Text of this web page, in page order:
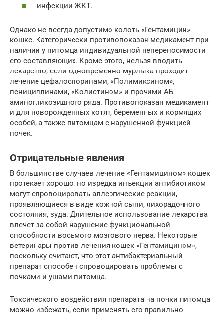
инфекции ЖКТ.
Однако не всегда допустимо колоть «Гентамицин»
кошке. Категорически противопоказан медикамент при
наличии у питомца индивидуальной непереносимости
его составляющих. Кроме этого, нельзя вводить
лекарство, если одновременно мурлыка проходит
лечение цефалоспоринами, «Полимиксином»,
пенициллинами, «Колистином» и прочими АБ
аминогликозидного ряда. Противопоказан медикамент
и для новорожденных котят, беременных и кормящих
особей, а также питомцам с нарушенной функцией
почек.
Отрицательные явления
В большинстве случаев лечение «Гентамицином» кошек
протекает хорошо, но изредка инъекции антибиотиком
могут спровоцировать аллергические реакции,
проявляющиеся в виде кожной сыпи, лихорадочного
состояния, зуда. Длительное использование лекарства
влечет за собой нарушение функциональной
способности восьмого мозгового нерва. Некоторые
ветеринары против лечения кошек «Гентамицином»,
поскольку считают, что этот антибактериальный
препарат способен спровоцировать проблемы с
почками и ушами питомца.
Токсического воздействия препарата на почки питомца
можно избежать, если применять его правильно.